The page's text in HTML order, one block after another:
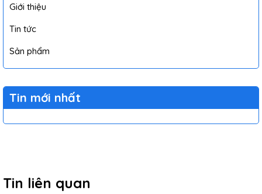
Giới thiệu
Tin tức
Sản phẩm
Tin mới nhất
Tin liên quan